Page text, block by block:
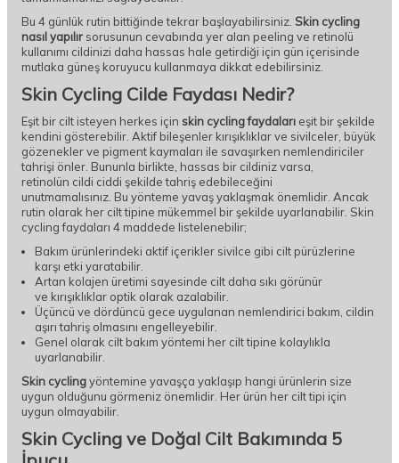
Bu 4 günlük rutin bittiğinde tekrar başlayabilirsiniz. Skin cycling
nasıl yapılır sorusunun cevabında yer alan peeling ve retinolü
kullanımı cildinizi daha hassas hale getirdiği için gün içerisinde
mutlaka güneş koruyucu kullanmaya dikkat edebilirsiniz.
Skin Cycling Cilde Faydası Nedir?
Eşit bir cilt isteyen herkes için skin cycling faydaları eşit bir şekilde
kendini gösterebilir. Aktif bileşenler kırışıklıklar ve sivilceler, büyük
gözenekler ve pigment kaymaları ile savaşırken nemlendiriciler
tahrişi önler. Bununla birlikte, hassas bir cildiniz varsa,
retinolün cildi ciddi şekilde tahriş edebileceğini
unutmamalısınız. Bu yönteme yavaş yaklaşmak önemlidir. Ancak
rutin olarak her cilt tipine mükemmel bir şekilde uyarlanabilir. Skin
cycling faydaları 4 maddede listelenebilir;
Bakım ürünlerindeki aktif içerikler sivilce gibi cilt pürüzlerine
karşı etki yaratabilir.
Artan kolajen üretimi sayesinde cilt daha sıkı görünür
ve kırışıklıklar optik olarak azalabilir.
Üçüncü ve dördüncü gece uygulanan nemlendirici bakım, cildin
aşırı tahriş olmasını engelleyebilir.
Genel olarak cilt bakım yöntemi her cilt tipine kolaylıkla
uyarlanabilir.
Skin cyclingyöntemine yavaşça yaklaşıp hangi ürünlerin size
uygun olduğunu görmeniz önemlidir. Her ürün her cilt tipi için
uygun olmayabilir.
Skin Cycling ve Doğal Cilt Bakımında 5